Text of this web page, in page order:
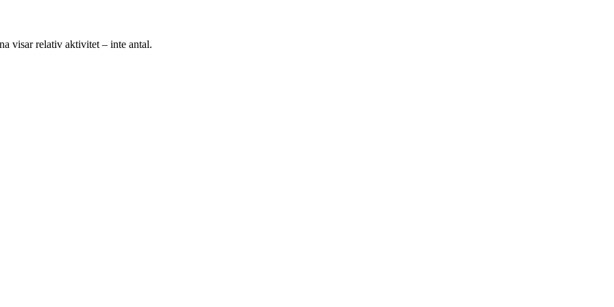
visar relativ aktivitet – inte antal.